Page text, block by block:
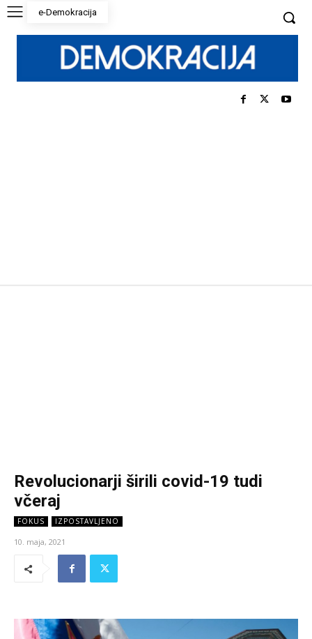
e-Demokracija
Revolucionarji širili covid-19 tudi
včeraj
FOKUS IZPOSTAVLJENO
10. maja, 2021